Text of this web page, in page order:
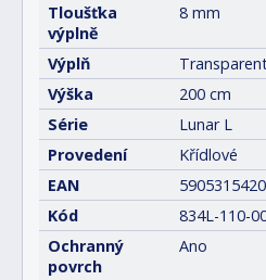
Tloušťka
výplně
8 mm
Výplň
Výška
200 cm
Série
Lunar L
Provedení
Křídlové
EAN
Kód
834L-110-
Ochranný
povrch
Ano